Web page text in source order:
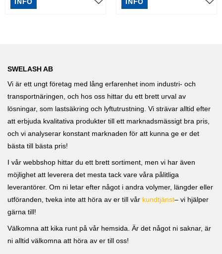
INFO INFO
SWELASH AB
Vi är ett ungt företag med lång erfarenhet inom industri- och
transportnäringen, och hos oss hittar du ett brett urval av
lösningar, som lastsäkring och lyftutrustning. Vi strävar alltid efter
att erbjuda kvalitativa produkter till ett marknadsmässigt bra pris,
och vi analyserar konstant marknaden för att kunna ge er det
bästa till bästa pris!
I vår webbshop hittar du ett brett sortiment, men vi har även
möjlighet att leverera det mesta tack vare våra pålitliga
leverantörer. Om ni letar efter något i andra volymer, längder eller
utföranden, tveka inte att höra av er till vår kundtjänst– vi hjälper
gärna till!
Välkomna att kika runt på vår hemsida. Är det något ni saknar, är
ni alltid välkomna att höra av er till oss!